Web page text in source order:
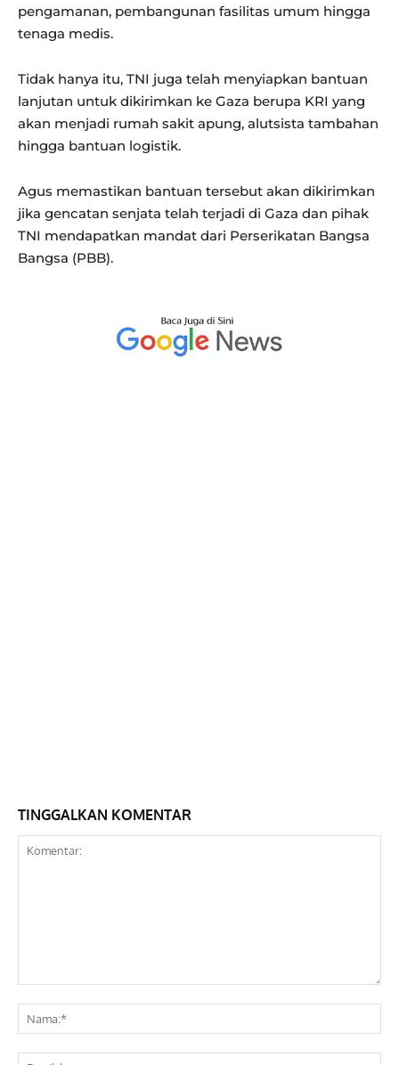
pengamanan, pembangunan fasilitas umum hingga
tenaga medis.
Tidak hanya itu, TNI juga telah menyiapkan bantuan
lanjutan untuk dikirimkan ke Gaza berupa KRI yang
akan menjadi rumah sakit apung, alutsista tambahan
hingga bantuan logistik.
Agus memastikan bantuan tersebut akan dikirimkan
jika gencatan senjata telah terjadi di Gaza dan pihak
TNI mendapatkan mandat dari Perserikatan Bangsa
Bangsa (PBB).
TINGGALKAN KOMENTAR